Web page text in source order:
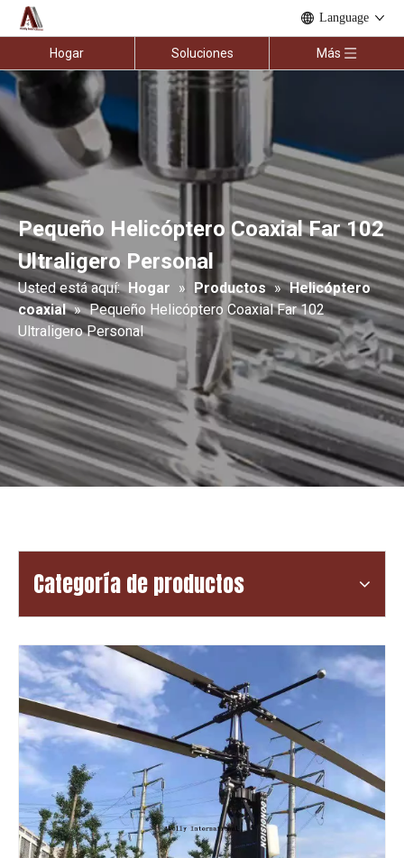
Language
Hogar Soluciones Más
Pequeño Helicóptero Coaxial Far 102
Ultraligero Personal
Usted está aquí: Hogar » Productos » Helicóptero
coaxial » Pequeño Helicóptero Coaxial Far 102
Ultraligero Personal
Categoría de productos